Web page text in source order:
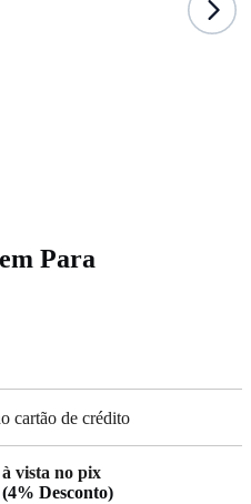
Para
cartão de crédito
à vista no pix
(4% Desconto)